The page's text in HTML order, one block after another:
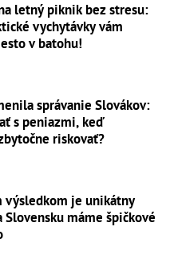
letný piknik bez stresu:
vychytávky vám
v batohu!
správanie Slovákov:
s peniazmi, keď
riskovať?
výsledkom je unikátny
Slovensku máme špičkové